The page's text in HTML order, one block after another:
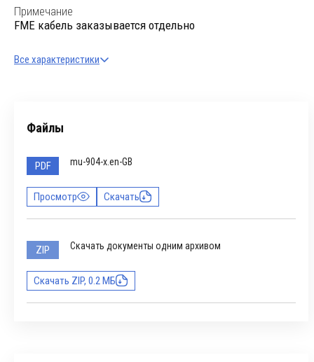
Примечание
FME кабель заказывается отдельно
Все характеристики
Файлы
PDF mu-904-x.en-GB
Просмотр Скачать
ZIP Скачать документы одним архивом
Скачать ZIP, 0.2 МБ